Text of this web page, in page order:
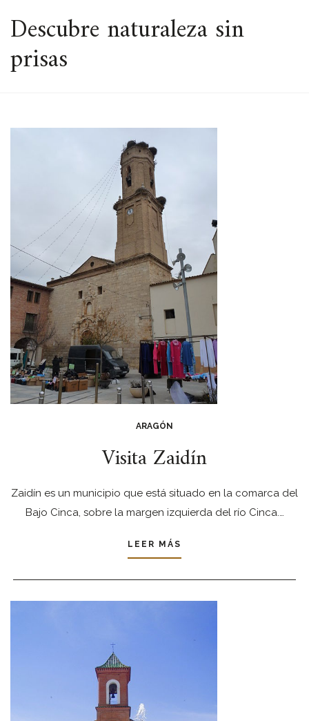
ESPACIO
Descubre naturaleza sin
prisas
ARAGÓN
Visita Zaidín
Zaidín es un municipio que está situado en la comarca del
Bajo Cinca, sobre la margen izquierda del río Cinca.…
LEER MÁS